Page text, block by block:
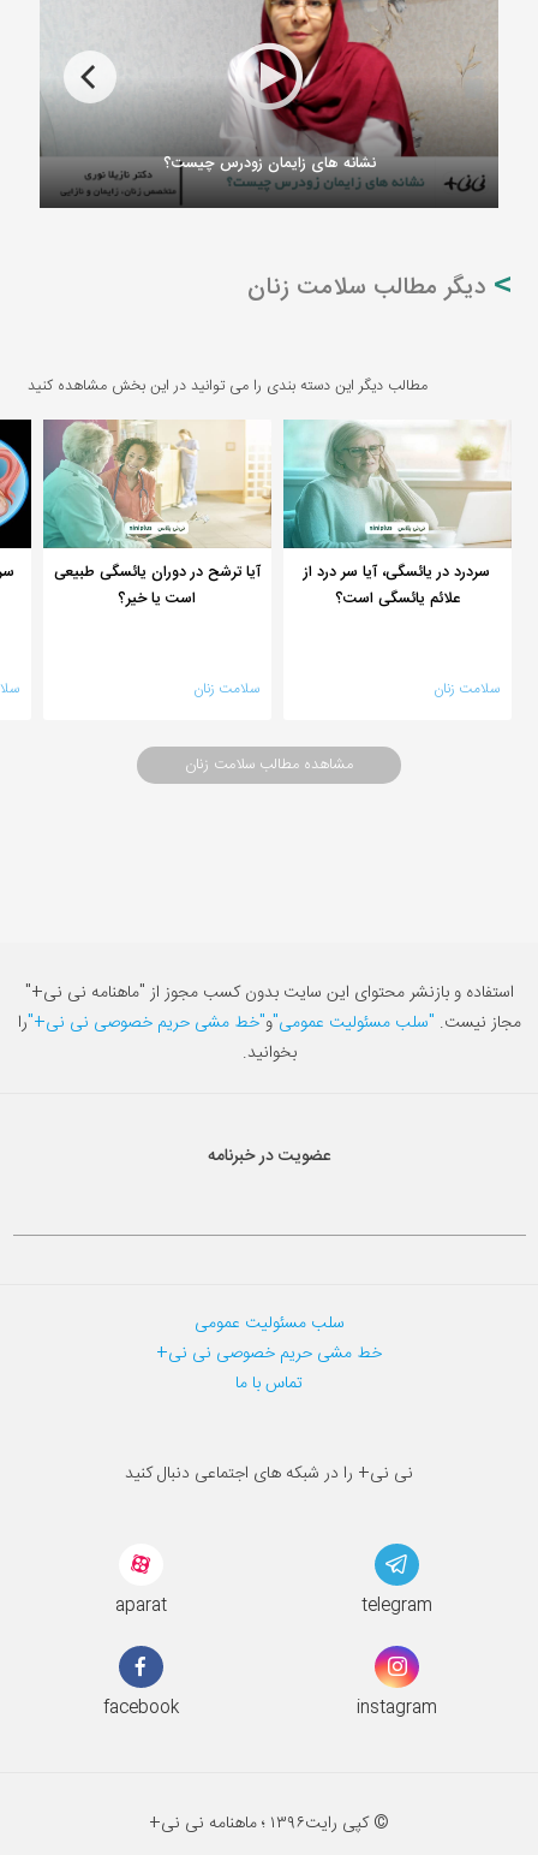
نشانه های زایمان زودرس چیست؟
دیگر مطالب سلامت زنان
مطالب دیگر این دسته بندی را می توانید در این بخش مشاهده کنید
سردرد در یائسگی، آیا سر درد از
علائم یائسگی است؟
سلامت زنان
آیا ترشح در دوران یائسگی طبیعی
است یا خیر؟
سلامت زنان
مشاهده مطالب سلامت زنان
استفاده و بازنشر محتوای این سایت بدون کسب مجوز از "ماهنامه نی نی+"
مجاز نیست. "سلب مسئولیت عمومی"و"خط مشی حریم خصوصی نی نی+"را
بخوانید.
عضویت در خبرنامه
سلب مسئولیت عمومی
خط مشی حریم خصوصی نی نی+
تماس با ما
نی نی+ را در شبکه های اجتماعی دنبال کنید
aparat telegram
facebook instagram
© کپی رایت۱۳۹۶ ؛ ماهنامه نی نی+